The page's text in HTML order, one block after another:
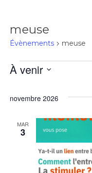
meuse
Évènements meuse
À venir
une
novembre 2026
MAR
3